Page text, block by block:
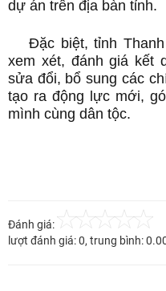
dự án trên địa bàn tỉnh.
Đặc biệt, tỉnh
xem xét, đánh giá kết
sửa đổi, bổ sung các
tạo ra động lực mới,
mình cùng dân tộc.
Đánh giá:
lượt đánh giá:0, trung bình: